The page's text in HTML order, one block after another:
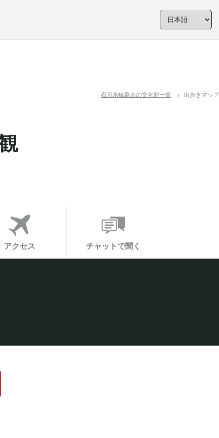
石川県輪島市の文化財一覧 街歩きマップ
アクセス チャットで聞く